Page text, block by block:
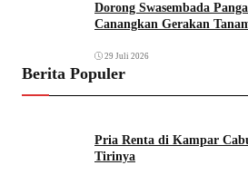
Dorong Swasembada
Canangkan Gerakan
29 Juli 2026
Berita Populer
Pria Renta di Kampar
Tirinya